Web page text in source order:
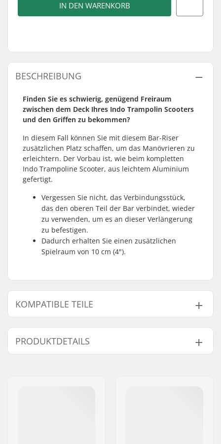
IN DEN WARENKORB
BESCHREIBUNG
Finden Sie es schwierig, genügend Freiraum
zwischen dem Deck Ihres Indo Trampolin Scooters
und den Griffen zu bekommen?
In diesem Fall können Sie mit diesem Bar-Riser
zusätzlichen Platz schaffen, um das Manövrieren zu
erleichtern. Der Vorbau ist, wie beim kompletten
Indo Trampoline Scooter, aus leichtem Aluminium
gefertigt.
Vergessen Sie nicht, das Verbindungsstück,
das den oberen Teil der Bar verbindet, wieder
zu verwenden, um es an dieser Verlängerung
zu befestigen.
Dadurch erhalten Sie einen zusätzlichen
Spielraum von 10 cm (4").
KOMPATIBLE TEILE
Finde Produkte die kompatibel sind mit Indo
Trampolin Scooter Riser Bar:
PRODUKTDETAILS